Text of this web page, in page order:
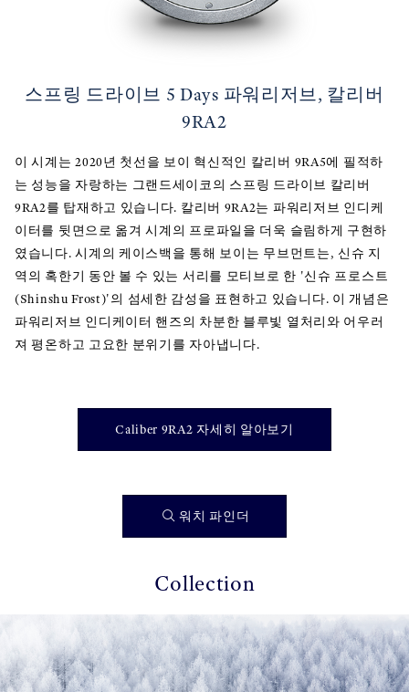
스프링 드라이브 5 Days 파워리저브, 칼리버
9RA2
이 시계는 2020년 첫선을 보이 혁신적인 칼리버 9RA5에 필적하
는 성능을 자랑하는 그랜드세이코의 스프링 드라이브 칼리버
9RA2를 탑재하고 있습니다. 칼리버 9RA2는 파워리저브 인디케
이터를 뒷면으로 옮겨 시계의 프로파일을 더욱 슬림하게 구현하
였습니다. 시계의 케이스백을 통해 보이는 무브먼트는, 신슈 지
역의 혹한기 동안 볼 수 있는 서리를 모티브로 한 '신슈 프로스트
(Shinshu Frost)'의 섬세한 감성을 표현하고 있습니다. 이 개념은
파워리저브 인디케이터 핸즈의 차분한 블루빛 열처리와 어우러
져 평온하고 고요한 분위기를 자아냅니다.
Caliber 9RA2 자세히 알아보기
워치 파인더
Collection